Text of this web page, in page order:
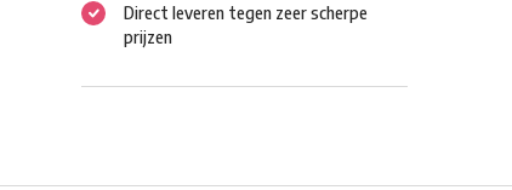
Direct leveren tegen zeer scherpe
prijzen